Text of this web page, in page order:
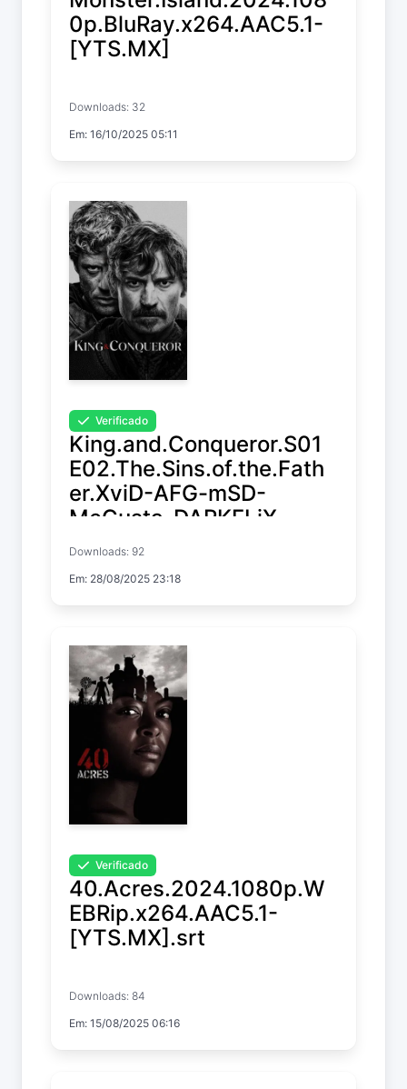
0p.BluRay.x264.AAC5.1-
[YTS.MX]
Downloads: 32
Em: 16/10/2025 05:11
Verificado
King.and.Conqueror.S01
E02.The.Sins.of.the.Fath
er.XviD-AFG-mSD-
MeGusta-DARKFLiX
Temp. 1 EP. 2
Downloads: 92
Em: 28/08/2025 23:18
Verificado
40.Acres.2024.1080p.W
EBRip.x264.AAC5.1-
[YTS.MX].srt
Downloads: 84
Em: 15/08/2025 06:16